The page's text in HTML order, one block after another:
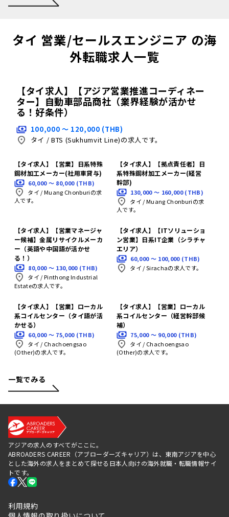
タイ 営業/セールスエンジニア の海
外転職求人一覧
【タイ求人】【アジア営業推進コーディネー
ター】自動車部品商社（業界経験が活かせ
る！好条件）
100,000 〜 120,000 (THB)
タイ / BTS (Sukhumvit Line)の求人です。
【タイ求人】【営業】日系特殊
鋼材加工メーカー(社用車貸与)
60,000 〜 80,000 (THB)
タイ /Muang Chonburiの求
人です。
【タイ求人】【拠点責任者】日
系特殊鋼材加工メーカー(経営
幹部)
130,000 〜 160,000 (THB)
タイ /Muang Chonburiの求
人です。
【タイ求人】【営業マネージャ
ー候補】金属リサイクルメーカ
ー（英語や中国語が活かせ
る！）
80,000 〜 130,000 (THB)
タイ /Pinthong Industrial
Estateの求人です。
【タイ求人】【ITソリューショ
ン営業】日系IT企業（シラチャ
エリア）
60,000 〜 100,000 (THB)
タイ /Sirachaの求人です。
【タイ求人】【営業】ローカル
系コイルセンター（タイ語が活
かせる）
60,000 〜 75,000 (THB)
タイ / Chachoengsao
(Other)の求人です。
【タイ求人】【営業】ローカル
系コイルセンター（経営幹部候
補）
75,000 〜 90,000 (THB)
タイ / Chachoengsao
(Other)の求人です。
一覧でみる
アジアの求人のすべてがここに。
ABROADERS CAREER（アブローダーズキャリア）は、東南アジアを中心
とした海外の求人をまとめて探せる日本人向けの海外就職・転職情報サイ
トです。
利用規約